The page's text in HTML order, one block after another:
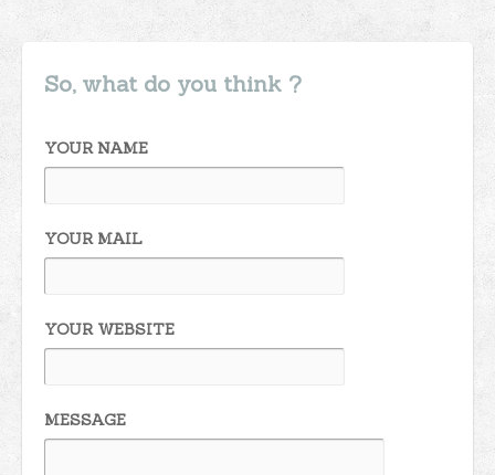
So, what do you think ?
YOUR NAME
YOUR MAIL
YOUR WEBSITE
MESSAGE